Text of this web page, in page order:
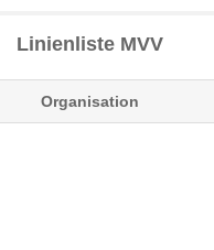
Linienliste MVV
Organisation